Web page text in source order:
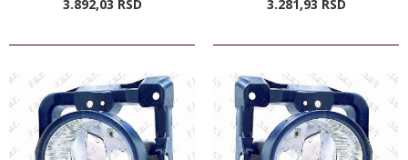
3.892,03 RSD 3.281,93 RSD